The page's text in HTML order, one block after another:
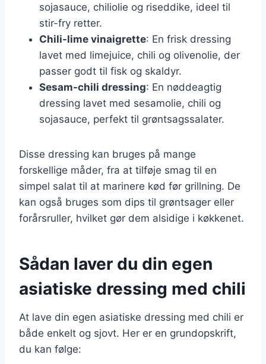
sojasauce, chiliolie og riseddike, ideel til
stir-fry retter.
Chili-lime vinaigrette: En frisk dressing
lavet med limejuice, chili og olivenolie, der
passer godt til fisk og skaldyr.
Sesam-chili dressing: En nøddeagtig
dressing lavet med sesamolie, chili og
sojasauce, perfekt til grøntsagssalater.
Disse dressing kan bruges på mange
forskellige måder, fra at tilføje smag til en
simpel salat til at marinere kød før grillning. De
kan også bruges som dips til grøntsager eller
forårsruller, hvilket gør dem alsidige i køkkenet.
Sådan laver du din egen
asiatiske dressing med chili
At lave din egen asiatiske dressing med chili er
både enkelt og sjovt. Her er en grundopskrift,
du kan følge: